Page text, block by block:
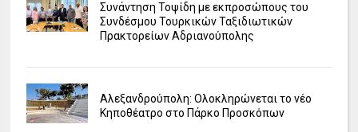
Συνάντηση Τοψίδη με εκπροσώπους του
Συνδέσμου Τουρκικών Ταξιδιωτικών
Πρακτορείων Αδριανούπολης
Αλεξανδρούπολη: Ολοκληρώνεται το νέο
Κηποθέατρο στο Πάρκο Προσκόπων